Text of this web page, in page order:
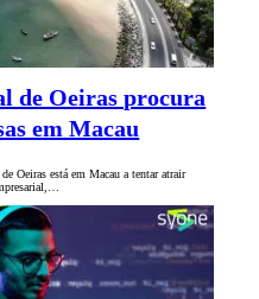
de Oeiras procura
em Macau
Oeiras está em Macau a tentar atrair